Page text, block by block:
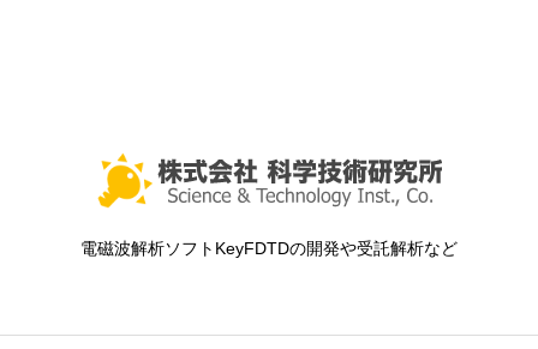
電磁波解析ソフトKeyFDTDの開発や受託解析など